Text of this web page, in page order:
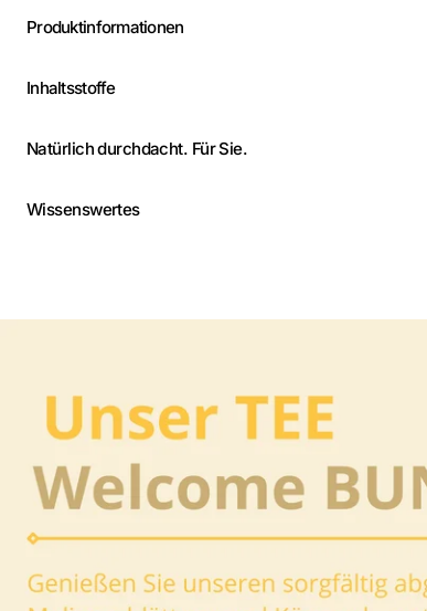
Produktinformationen
Inhaltsstoffe
Natürlich durchdacht. Für Sie.
Wissenswertes